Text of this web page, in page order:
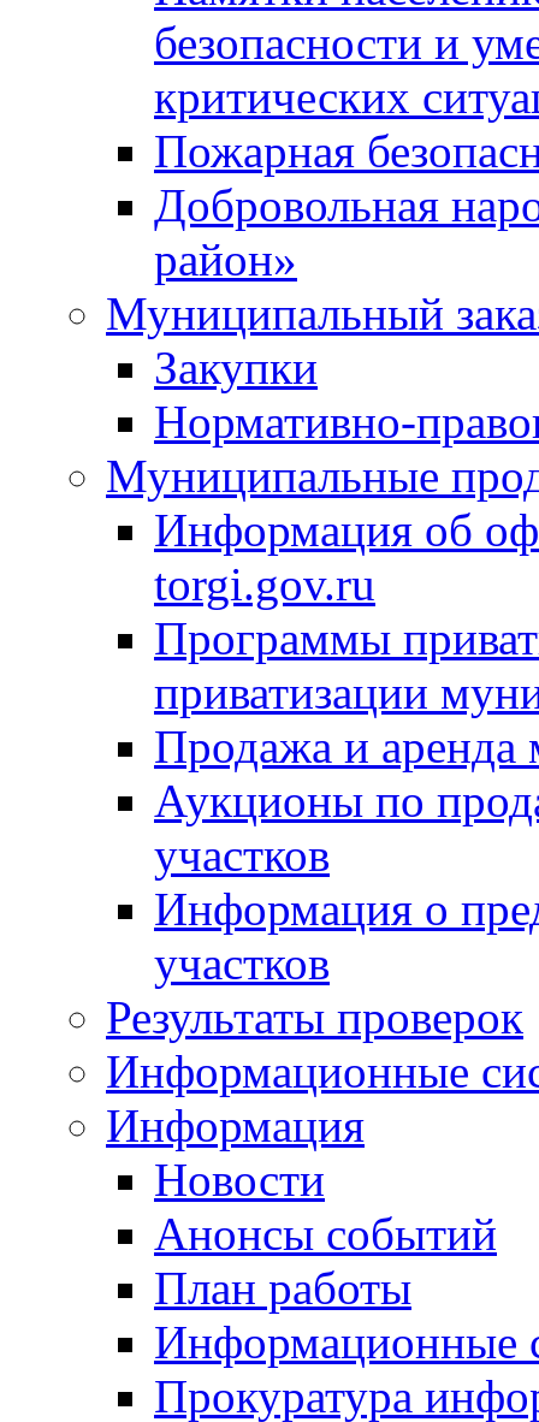
безопасности и
критических
Пожарная
Добровольная
район»
Муниципальный
Закупки
Нормативно-
Муниципальные
Информация об
torgi.gov.ru
Программы
приватизации
Продажа и аренда
Аукционы по
участков
Информация о
участков
Результаты проверок
Информационные
Информация
Новости
Анонсы событий
План работы
Информационные
Прокуратура